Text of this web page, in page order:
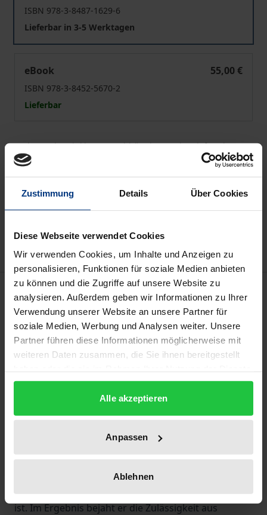
Zustimmung Details Über Cookies
Diese Webseite verwendet Cookies
Wir verwenden Cookies, um Inhalte und Anzeigen zu
personalisieren, Funktionen für soziale Medien anbieten
zu können und die Zugriffe auf unsere Website zu
analysieren. Außerdem geben wir Informationen zu Ihrer
Verwendung unserer Website an unsere Partner für
soziale Medien, Werbung und Analysen weiter. Unsere
Partner führen diese Informationen möglicherweise mit
weiteren Daten zusammen, die Sie ihnen bereitgestellt
gesammelt haben.
Alle akzeptieren
Anpassen
Ablehnen
ISBN 978-3-8487-1629-6
Lieferbar in 3-5 Werktagen
eBook
55,00 €
ISBN 978-3-8452-5670-2
Lieferbar
Preisangaben inkl. MwSt. Abhängig von der Lieferadresse
kann die MwSt. an der Kasse variieren.
In den Warenkorb
Zur Wunschliste hinzufügen
Beschreibung
Wirtschaftliche Schülertätigkeit gilt – etwa in Form
einer Schülerfirma – als pädagogisch wertvoll,
gleichzeitig aber als rechtliche Grauzone. Erstmals
Diese ergeben sich vor allem aus dem
Spannungsverhältnis von öffentlichem
Bildungsauftrag und wirtschaftlichem Handeln. Der
Autor kategorisiert wirtschaftliche Schülertätigkeit
und zeigt auf, wem diese im Einzelfall zuzurechnen
ist. Im Ergebnis bejaht er die Zulässigkeit aus